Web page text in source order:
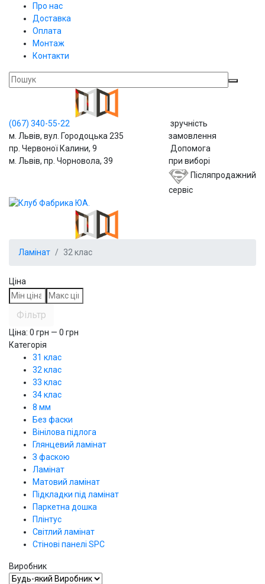
Про нас
Доставка
Оплата
Монтаж
Контакти
(067) 340-55-22
м. Львів, вул. Городоцька 235
пр. Червоної Калини, 9
м. Львів, пр. Чорновола, 39
зручність
замовлення
Допомога
при виборі
Післяпродажний
сервіс
Ламінат 32 клас
Ціна
Фільтр
Ціна: 0 грн — 0 грн
Категорія
31 клас
32 клас
33 клас
34 клас
8 мм
Без фаски
Вінілова підлога
Глянцевий ламінат
З фаскою
Ламінат
Матовий ламінат
Підкладки під ламінат
Паркетна дошка
Плінтус
Світлий ламінат
Стінові панелі SPС
Виробник